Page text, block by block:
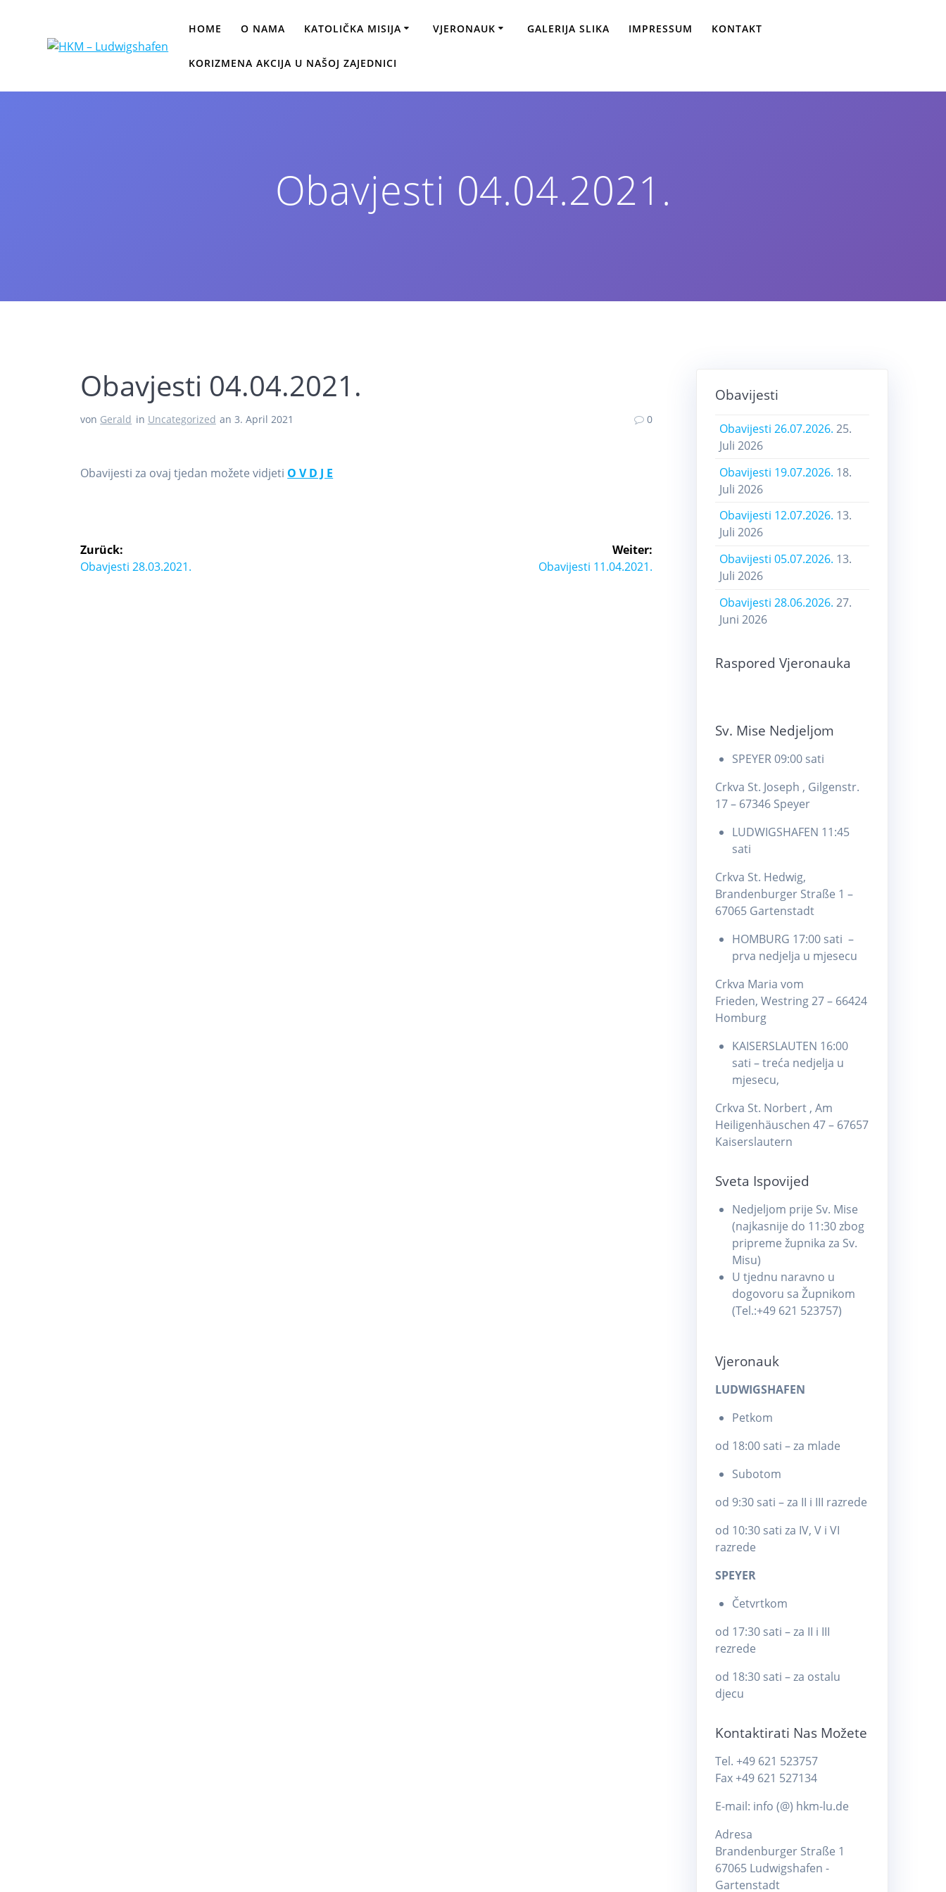
HOME O NAMA KATOLIČKA MISIJA VJERONAUK GALERIJA SLIKA IMPRESSUM KONTAKT
KORIZMENA AKCIJA U NAŠOJ ZAJEDNICI
Obavjesti 04.04.2021.
Obavjesti 04.04.2021.
von Gerald in Uncategorized an 3. April 2021 0
Obavijesti za ovaj tjedan možete vidjeti O V D J E
Zurück:
Obavjesti 28.03.2021.
Weiter:
Obavijesti 11.04.2021.
Obavijesti
Obavijesti 26.07.2026. 25.
Juli 2026
Obavijesti 19.07.2026. 18.
Juli 2026
Obavijesti 12.07.2026. 13.
Juli 2026
Obavijesti 05.07.2026. 13.
Juli 2026
Obavijesti 28.06.2026. 27.
Juni 2026
Raspored Vjeronauka
Sv. Mise Nedjeljom
SPEYER 09:00 sati
Crkva St. Joseph , Gilgenstr.
17 – 67346 Speyer
LUDWIGSHAFEN 11:45
sati
Crkva St. Hedwig,
Brandenburger Straße 1 –
67065 Gartenstadt
HOMBURG 17:00 sati –
prva nedjelja u mjesecu
Crkva Maria vom
Frieden, Westring 27 – 66424
Homburg
KAISERSLAUTEN 16:00
sati – treća nedjelja u
mjesecu,
Crkva St. Norbert , Am
Heiligenhäuschen 47 – 67657
Kaiserslautern
Sveta Ispovijed
Nedjeljom prije Sv. Mise
(najkasnije do 11:30 zbog
pripreme župnika za Sv.
Misu)
U tjednu naravno u
dogovoru sa Župnikom
(Tel.:+49 621 523757)
Vjeronauk
LUDWIGSHAFEN
Petkom
od 18:00 sati – za mlade
Subotom
od 9:30 sati – za II i III razrede
od 10:30 sati za IV, V i VI
razrede
SPEYER
Četvrtkom
od 17:30 sati – za II i III
rezrede
od 18:30 sati – za ostalu
djecu
Kontaktirati Nas Možete
Tel. +49 621 523757
Fax +49 621 527134
E-mail: info (@) hkm-lu.de
Adresa
Brandenburger Straße 1
67065 Ludwigshafen -
Gartenstadt